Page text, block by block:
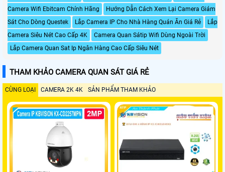
Camera Wifi Ebitcam Chính Hãng
Hướng Dẫn Cách Xem Lại Camera Giám
Sát Cho Dòng Questek
Lắp Camera IP Cho Nhà Hàng Quán Ăn Giá Rẻ
Lắp
Camera Siêu Nét Cao Cấp 4K
Camera Quan Sátip Wifi Dùng Ngoài Trời
Lắp Camera Quan Sat Ip Ngân Hàng Cao Cấp Siêu Nét
THAM KHẢO CAMERA QUAN SÁT GIÁ RẺ
CÙNG LOẠI CAMERA 2K 4K SẢN PHẨM THAM KHẢO